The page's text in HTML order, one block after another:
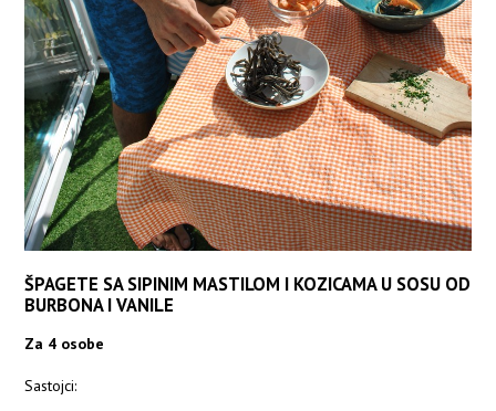
ŠPAGETE SA SIPINIM MASTILOM I KOZICAMA U SOSU OD
BURBONA I VANILE
Za 4 osobe
Sastojci: